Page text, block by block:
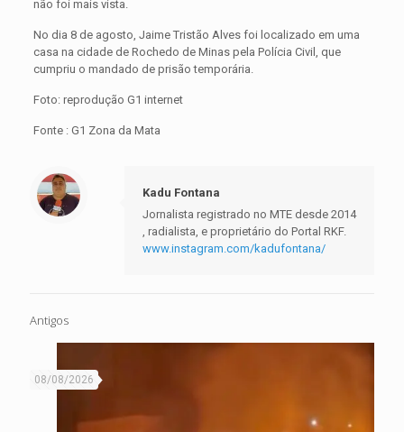
não foi mais vista.
No dia 8 de agosto, Jaime Tristão Alves foi localizado em uma
casa na cidade de Rochedo de Minas pela Polícia Civil, que
cumpriu o mandado de prisão temporária.
Foto: reprodução G1 internet
Fonte : G1 Zona da Mata
Kadu Fontana
Jornalista registrado no MTE desde 2014
, radialista, e proprietário do Portal RKF.
www.instagram.com/kadufontana/
Antigos
08/08/2026